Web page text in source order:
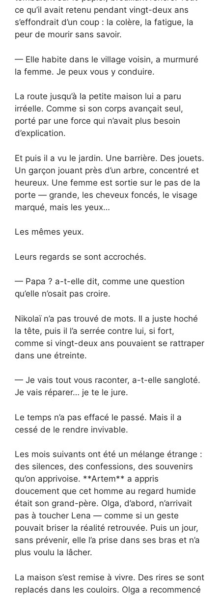
ce qu’il avait retenu pendant vingt-deux ans
s’effondrait d’un coup : la colère, la fatigue, la
peur de mourir sans savoir.
— Elle habite dans le village voisin, a murmuré
la femme. Je peux vous y conduire.
La route jusqu’à la petite maison lui a paru
irréelle. Comme si son corps avançait seul,
porté par une force qui n’avait plus besoin
d’explication.
Et puis il a vu le jardin. Une barrière. Des jouets.
Un garçon jouant près d’un arbre, concentré et
heureux. Une femme est sortie sur le pas de la
porte — grande, les cheveux foncés, le visage
marqué, mais les yeux…
Les mêmes yeux.
Leurs regards se sont accrochés.
— Papa ? a-t-elle dit, comme une question
qu’elle n’osait pas croire.
Nikolaï n’a pas trouvé de mots. Il a juste hoché
la tête, puis il l’a serrée contre lui, si fort,
comme si vingt-deux ans pouvaient se rattraper
dans une étreinte.
— Je vais tout vous raconter, a-t-elle sangloté.
Je vais réparer… je te le jure.
Le temps n’a pas effacé le passé. Mais il a
cessé de le rendre invivable.
Les mois suivants ont été un mélange étrange :
des silences, des confessions, des souvenirs
qu’on apprivoise. **Artem** a appris
doucement que cet homme au regard humide
était son grand-père. Olga, d’abord, n’arrivait
pas à toucher Lena — comme si un geste
pouvait briser la réalité retrouvée. Puis un jour,
sans prévenir, elle l’a prise dans ses bras et n’a
plus voulu la lâcher.
La maison s’est remise à vivre. Des rires se sont
replacés dans les couloirs. Olga a recommencé